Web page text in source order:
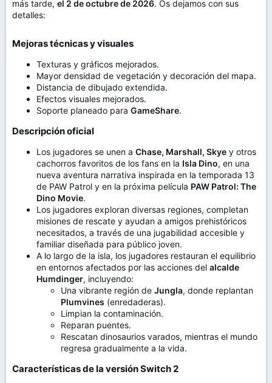
más tarde, el 2 de octubre de 2026. Os dejamos con sus
detalles:
Mejoras técnicas y visuales​
Texturas y gráficos mejorados.
Mayor densidad de vegetación y decoración del mapa.
Distancia de dibujado extendida.
Efectos visuales mejorados.
Soporte planeado para GameShare.
Descripción oficial​
Los jugadores se unen a Chase, Marshall, Skye y otros
cachorros favoritos de los fans en la Isla Dino, en una
nueva aventura narrativa inspirada en la temporada 13
de PAW Patrol y en la próxima película PAW Patrol: The
Dino Movie.
Los jugadores exploran diversas regiones, completan
misiones de rescate y ayudan a amigos prehistóricos
necesitados, a través de una jugabilidad accesible y
familiar diseñada para público joven.
A lo largo de la isla, los jugadores restauran el equilibrio
en entornos afectados por las acciones del alcalde
Humdinger, incluyendo:
Una vibrante región de Jungla, donde replantan
Plumvines (enredaderas).
Limpian la contaminación.
Reparan puentes.
Rescatan dinosaurios varados, mientras el mundo
regresa gradualmente a la vida.
Características de la versión Switch 2​